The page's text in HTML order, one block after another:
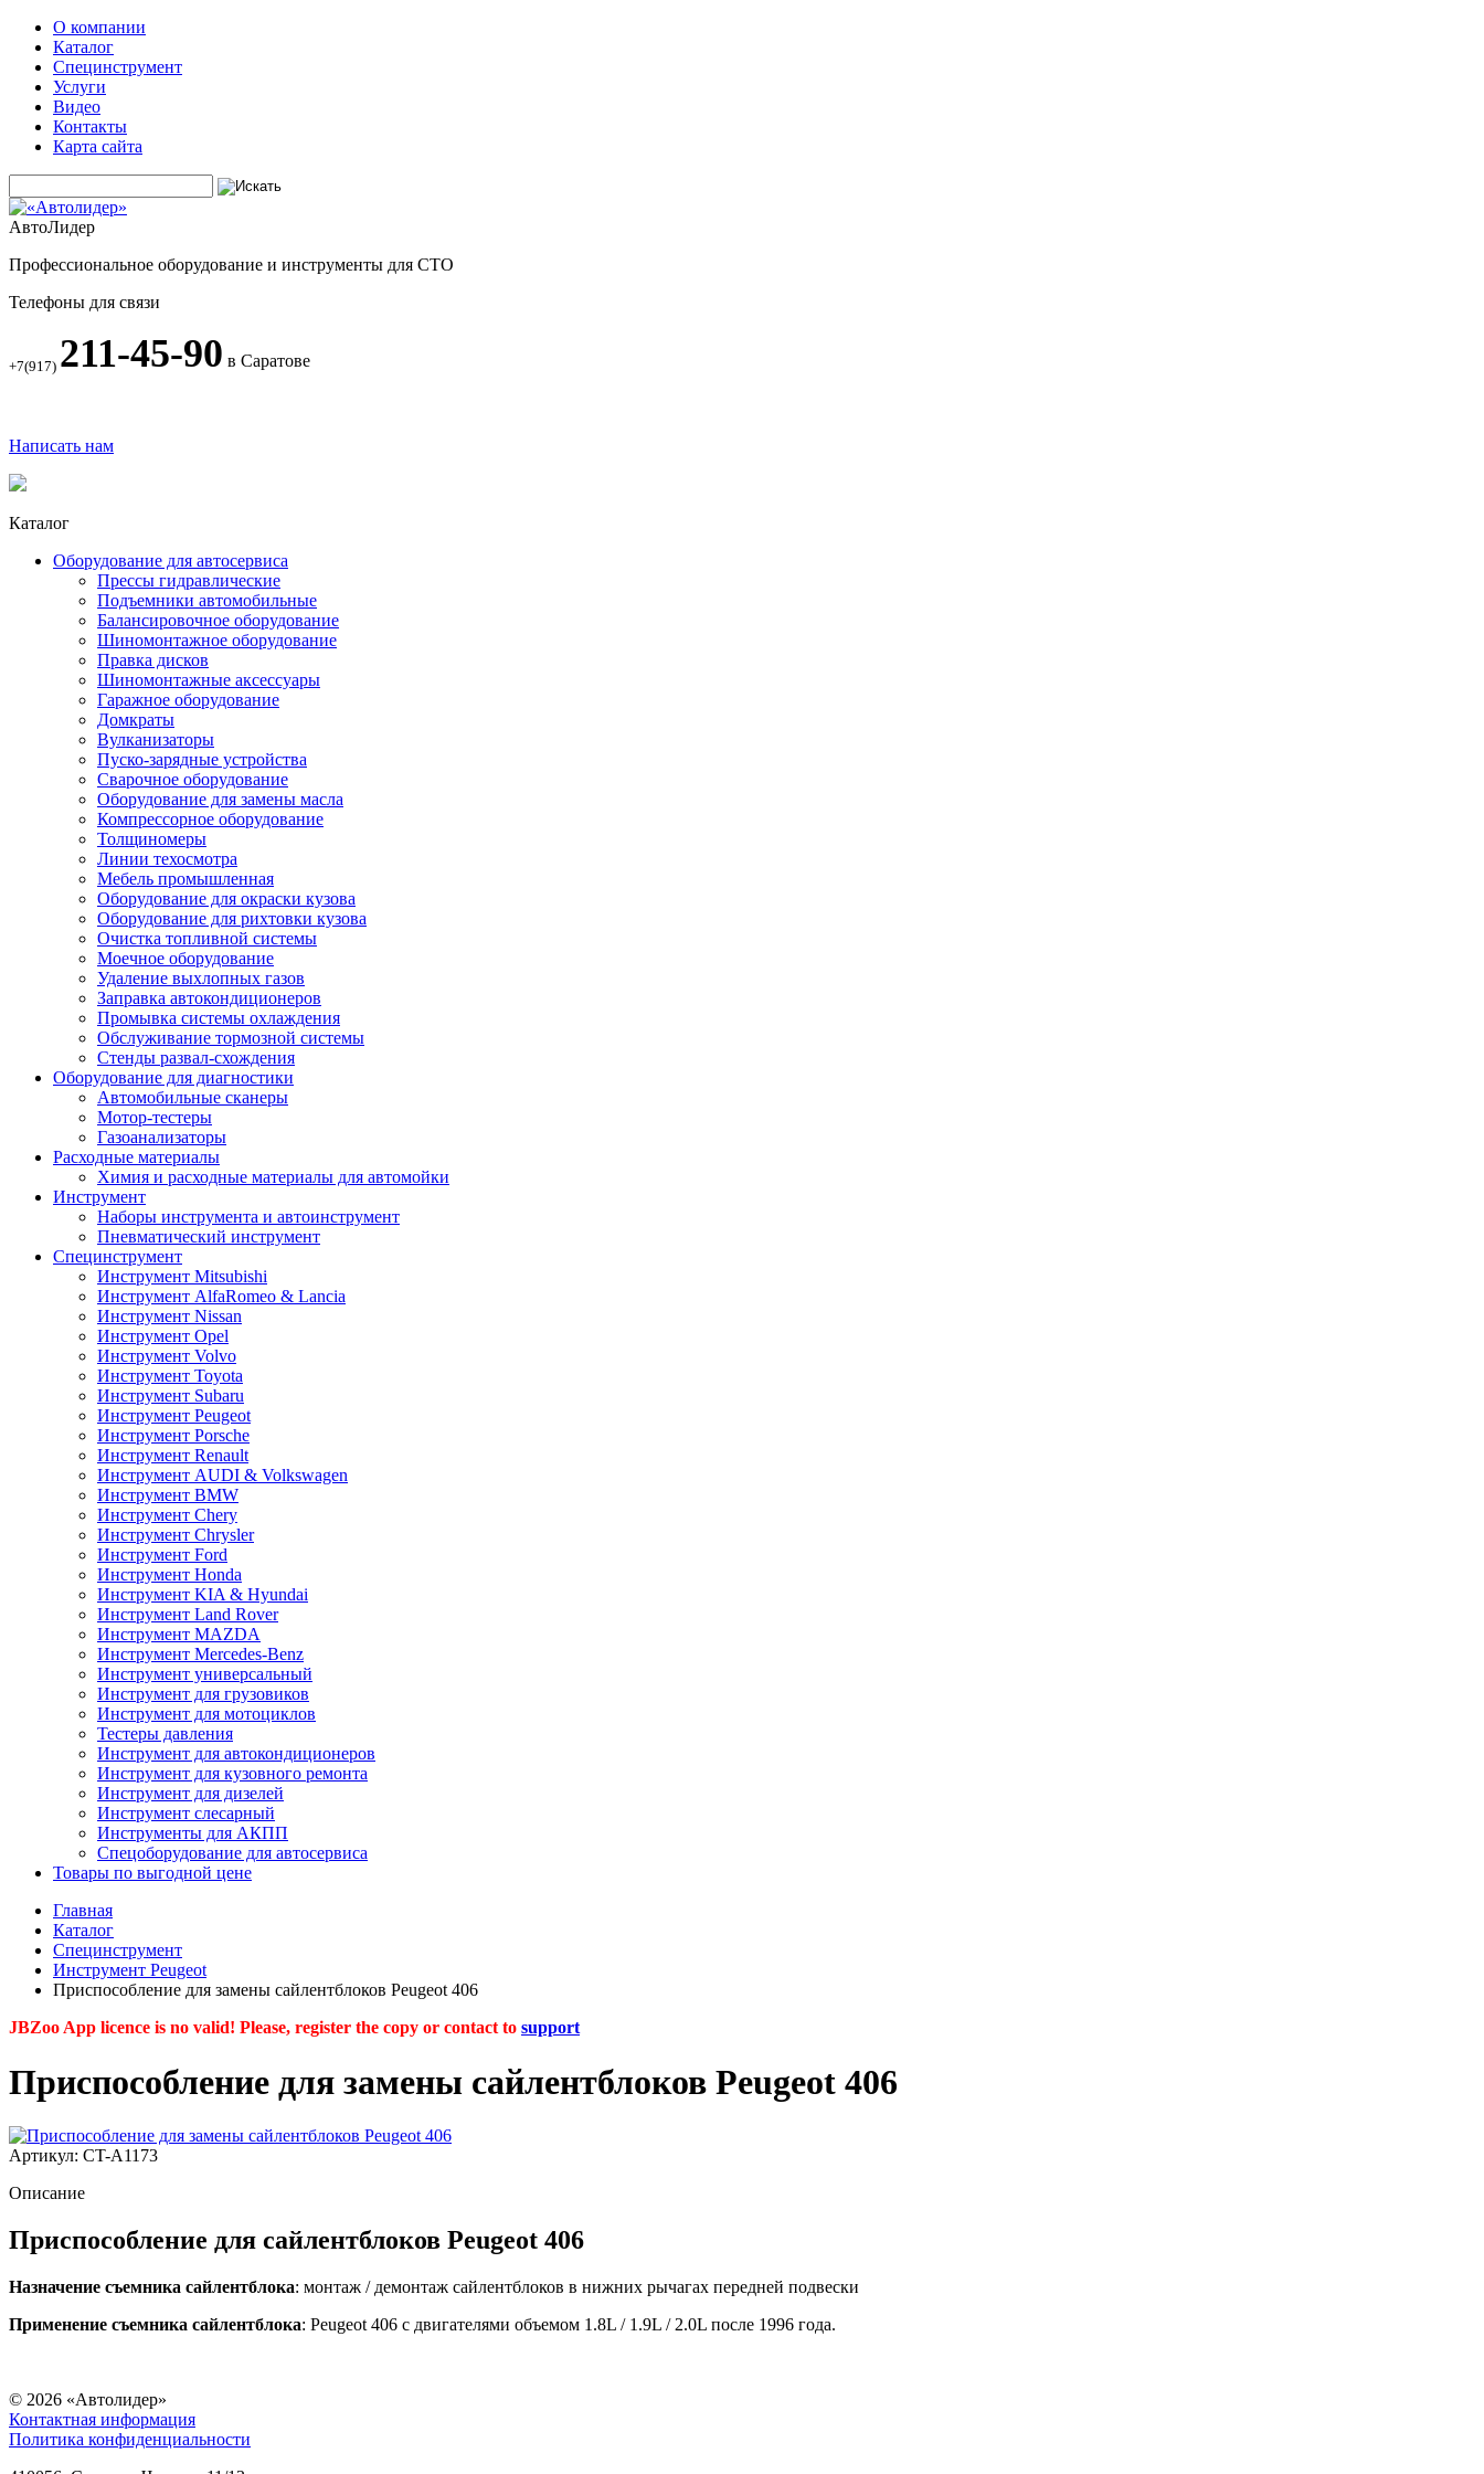
О компании
Каталог
Специнструмент
Услуги
Видео
Контакты
Карта сайта
АвтоЛидер
Профессиональное оборудование и инструменты для СТО
Телефоны для связи
+7(917) 211-45-90 в Саратове
Написать нам
Каталог
Оборудование для автосервиса
Прессы гидравлические
Подъемники автомобильные
Балансировочное оборудование
Шиномонтажное оборудование
Правка дисков
Шиномонтажные аксессуары
Гаражное оборудование
Домкраты
Вулканизаторы
Пуско-зарядные устройства
Сварочное оборудование
Оборудование для замены масла
Компрессорное оборудование
Толщиномеры
Линии техосмотра
Мебель промышленная
Оборудование для окраски кузова
Оборудование для рихтовки кузова
Очистка топливной системы
Моечное оборудование
Удаление выхлопных газов
Заправка автокондиционеров
Промывка системы охлаждения
Обслуживание тормозной системы
Стенды развал-схождения
Оборудование для диагностики
Автомобильные сканеры
Мотор-тестеры
Газоанализаторы
Расходные материалы
Химия и расходные материалы для автомойки
Инструмент
Наборы инструмента и автоинструмент
Пневматический инструмент
Специнструмент
Инструмент Mitsubishi
Инструмент AlfaRomeo & Lancia
Инструмент Nissan
Инструмент Opel
Инструмент Volvo
Инструмент Toyota
Инструмент Subaru
Инструмент Peugeot
Инструмент Porsche
Инструмент Renault
Инструмент AUDI & Volkswagen
Инструмент BMW
Инструмент Chery
Инструмент Chrysler
Инструмент Ford
Инструмент Honda
Инструмент KIA & Hyundai
Инструмент Land Rover
Инструмент MAZDA
Инструмент Mercedes-Benz
Инструмент универсальный
Инструмент для грузовиков
Инструмент для мотоциклов
Тестеры давления
Инструмент для автокондиционеров
Инструмент для кузовного ремонта
Инструмент для дизелей
Инструмент слесарный
Инструменты для АКПП
Спецоборудование для автосервиса
Товары по выгодной цене
Главная
Каталог
Специнструмент
Инструмент Peugeot
Приспособление для замены сайлентблоков Peugeot 406
JBZoo App licence is no valid! Please, register the copy or contact to support
Приспособление для замены сайлентблоков Peugeot 406
Артикул: CT-A1173
Описание
Приспособление для сайлентблоков Peugeot 406
Назначение съемника сайлентблока: монтаж / демонтаж сайлентблоков в нижних рычагах передней подвески
Применение съемника сайлентблока: Peugeot 406 с двигателями объемом 1.8L / 1.9L / 2.0L после 1996 года.
© 2026 «Автолидер»
Контактная информация
Политика конфиденциальности